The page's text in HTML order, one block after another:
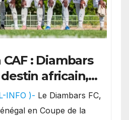
: Diambars
africain,
son premier
INFO )- Le Diambars FC,
en Coupe de la